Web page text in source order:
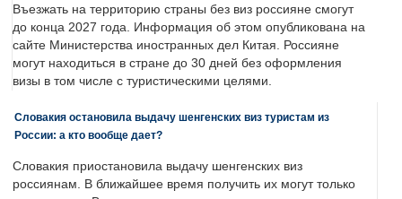
Въезжать на территорию страны без виз россияне смогут
до конца 2027 года. Информация об этом опубликована на
сайте Министерства иностранных дел Китая. Россияне
могут находиться в стране до 30 дней без оформления
визы в том числе с туристическими целями.
Словакия остановила выдачу шенгенских виз туристам из
России: а кто вообще дает?
Словакия приостановила выдачу шенгенских виз
россиянам. В ближайшее время получить их могут только